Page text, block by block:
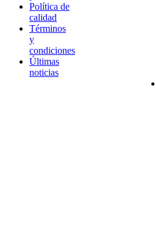
Política de
calidad
Términos
y
condiciones
Últimas
noticias